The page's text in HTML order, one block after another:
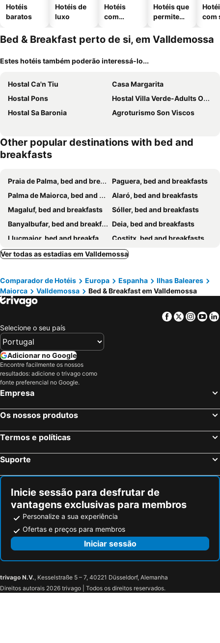
Hotéis
baratos
Hotéis de
luxo
Hotéis
com
Hotéis que
permitem
com
Bed & Breakfast perto de si, em Valldemossa
Estes hotéis também poderão interessá-lo...
Hostal Ca'n Tiu
Casa Margarita
Hostal Pons
Hostal Villa Verde-Adults Only
Hostal Sa Baronia
Agroturismo Son Viscos
Other popular destinations with bed and
breakfasts
Praia de Palma, bed and breakfasts
Paguera, bed and breakfasts
Palma de Maiorca, bed and breakfasts
Alaró, bed and breakfasts
Magaluf, bed and breakfasts
Sóller, bed and breakfasts
Banyalbufar, bed and breakfasts
Deia, bed and breakfasts
Llucmajor, bed and breakfasts
Costitx, bed and breakfasts
Porreres, bed and breakfasts
Santa Maria do Camí, bed and breakfasts
Llubí, bed and breakfasts
Calvia, bed and breakfasts
Campanet, bed and breakfasts
Sencelles, bed and breakfasts
Santa Margarita, bed and breakfasts
Can Picafort, bed and breakfasts
Sa Pobla, bed and breakfasts
Ver todas as estadias em Valldemossa
Comparador de Hotéis Europa Espanha
Ilhas Baleares
Maiorca
Valldemossa Bed & Breakfast em Valldemossa
Facebook
Twitter
Selecione o seu país
Adicionar no Google
Encontre facilmente os nossos
resultados: adicione o trivago como
fonte preferencial no Google.
Empresa
Os nossos produtos
Termos e políticas
Suporte
Inicie sessão para desfrutar de
vantagens exclusivas para membros
Personalize a sua experiência
Ofertas e preços para membros
Iniciar sessão
trivago N.V., Kesselstraße 5 – 7, 40221 Düsseldorf, Alemanha
Direitos autorais 2026 trivago | Todos os direitos reservados.